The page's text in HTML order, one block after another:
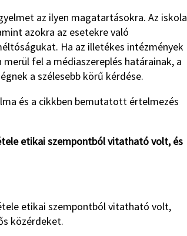
az ilyen magatartásokra. Az iskola
azokra az esetekre való
Ha az illetékes intézmények
fel a médiaszereplés határainak, a
a szélesebb körű kérdése.
és a cikkben bemutatott értelmezés
etikai szempontból vitatható volt, és
etikai szempontból vitatható volt,
közérdeket.